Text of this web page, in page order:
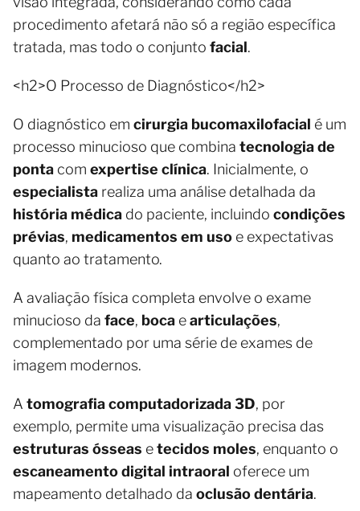
procedimento afetará não só a região específica
tratada, mas todo o conjunto facial.
<h2>O Processo de Diagnóstico</h2>
O diagnóstico em cirurgia bucomaxilofacial é um
processo minucioso que combina tecnologia de
ponta com expertise clínica. Inicialmente, o
especialista realiza uma análise detalhada da
história médica do paciente, incluindo condições
prévias, medicamentos em uso e expectativas
quanto ao tratamento.
A avaliação física completa envolve o exame
minucioso da face, boca earticulações,
complementado por uma série de exames de
imagem modernos.
A tomografia computadorizada 3D, por
exemplo, permite uma visualização precisa das
estruturas ósseas etecidos moles, enquanto o
escaneamento digital intraoral oferece um
mapeamento detalhado da oclusão dentária.